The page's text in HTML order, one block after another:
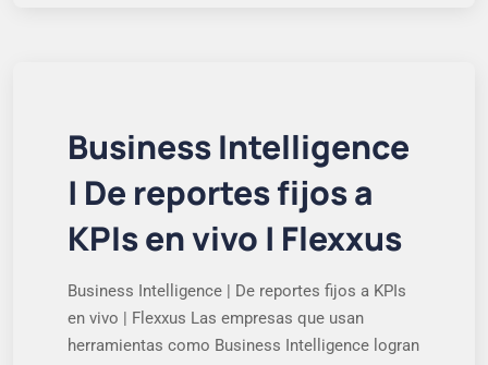
Business Intelligence
| De reportes fijos a
KPIs en vivo | Flexxus
Business Intelligence | De reportes fijos a KPIs
en vivo | Flexxus Las empresas que usan
herramientas como Business Intelligence logran